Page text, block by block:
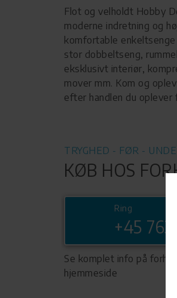
Flot og velholdt Hobby
moderne indretning og
komfortable
stor dobbeltseng,
eksklusivt interiør,
mover mm. Kom og
efter handlen du oplever
TRYGHED - FØR -
KØB HOS
Ring
+45
Se komplet info på
hjemmeside